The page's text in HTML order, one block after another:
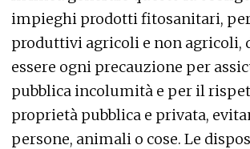
impieghi prodotti fitosanitari,
produttivi agricoli e non agricoli,
essere ogni precauzione per
pubblica incolumità e per il
proprietà pubblica e privata,
persone, animali o cose. Le